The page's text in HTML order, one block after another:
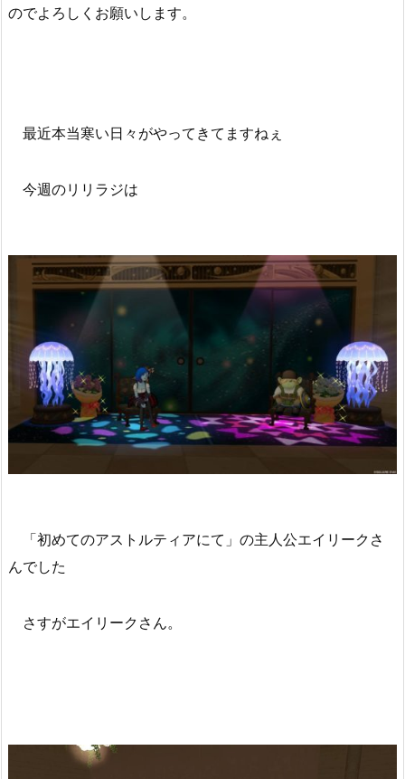
のでよろしくお願いします。
最近本当寒い日々がやってきてますねぇ
今週のリリラジは
「初めてのアストルティアにて」の主人公エイリークさ
んでした
さすがエイリークさん。